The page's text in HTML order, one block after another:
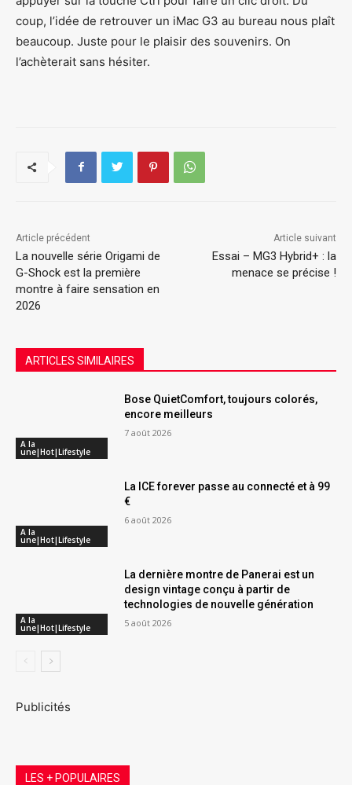
coup, l’idée de retrouver un iMac G3 au bureau nous plaît
beaucoup. Juste pour le plaisir des souvenirs. On
l’achèterait sans hésiter.
Article précédent
La nouvelle série Origami de
G-Shock est la première
montre à faire sensation en
2026
Article suivant
Essai – MG3 Hybrid+ : la
menace se précise !
ARTICLES SIMILAIRES
A la
une|Hot|Lifestyle
Bose QuietComfort, toujours colorés,
encore meilleurs
7 août 2026
A la
une|Hot|Lifestyle
La ICE forever passe au connecté et à 99
€
6 août 2026
A la
une|Hot|Lifestyle
La dernière montre de Panerai est un
design vintage conçu à partir de
technologies de nouvelle génération
5 août 2026
Publicités
LES + POPULAIRES